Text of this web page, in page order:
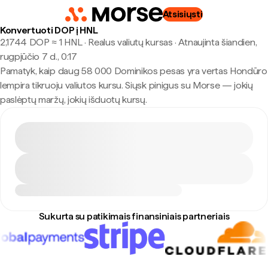
Atsisiųsti
Konvertuoti DOP į HNL
2,1744 DOP ≈ 1 HNL · Realus valiutų kursas · Atnaujinta šiandien,
rugpjūčio 7 d., 0:17
Pamatyk, kaip daug 58 000 Dominikos pesas yra vertas Hondūro
lempira tikruoju valiutos kursu. Siųsk pinigus su Morse — jokių
paslėptų maržų, jokių išduotų kursų.
Sukurta su patikimais finansiniais partneriais